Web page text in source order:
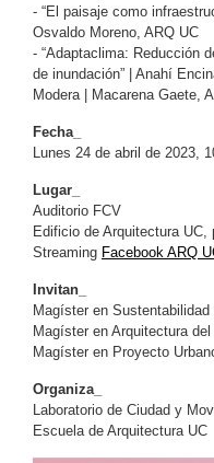
- “El paisaje como
Osvaldo Moreno, ARQ UC
- “Adaptaclima: Reducción
de inundación” | Anahí
Modera | Macarena Gaete,
Fecha_
Lunes 24 de abril de 2023,
Lugar_
Auditorio FCV
Edificio de Arquitectura UC,
Streaming Facebook ARQ
Invitan_
Magíster en
Magíster en Arquitectura
Magíster en Proyecto
Organiza_
Laboratorio de Ciudad y
Escuela de Arquitectura UC